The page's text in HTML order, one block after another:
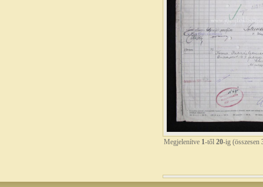
Megjelenítve 1-től 20-ig (összesen